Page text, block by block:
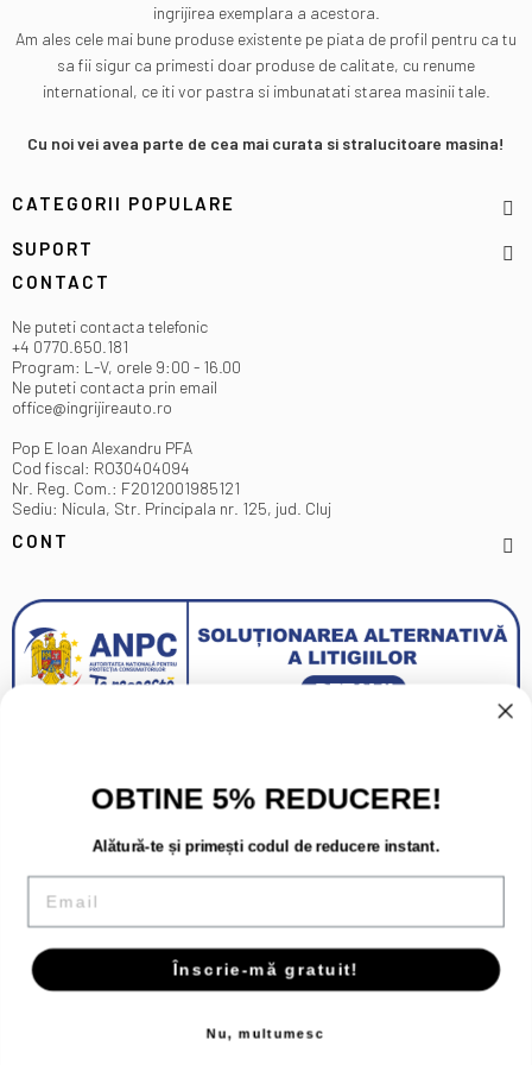
ingrijirea exemplara a acestora.
Am ales cele mai bune produse existente pe piata de profil pentru ca tu
sa fii sigur ca primesti doar produse de calitate, cu renume
international, ce iti vor pastra si imbunatati starea masinii tale.
Cu noi vei avea parte de cea mai curata si stralucitoare masina!
CATEGORII POPULARE
SUPORT
CONTACT
Ne puteti contacta telefonic
+4 0770.650.181
Program: L-V, orele 9:00 - 16.00
Ne puteti contacta prin email
office@ingrijireauto.ro
Pop E Ioan Alexandru PFA
Cod fiscal: RO30404094
Nr. Reg. Com.: F2012001985121
Sediu: Nicula, Str. Principala nr. 125, jud. Cluj
CONT
Copyright 2026 - Toate drepturile rezervate.
OBTINE 5% REDUCERE!
Alătură-te și primești codul de reducere instant.
Email
Înscrie-mă gratuit!
Nu, multumesc